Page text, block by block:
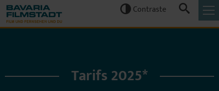
 Contraste 
Tarifs 2025*